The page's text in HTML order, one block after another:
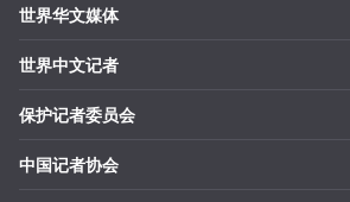
世界华文媒体
世界中文记者
保护记者委员会
中国记者协会